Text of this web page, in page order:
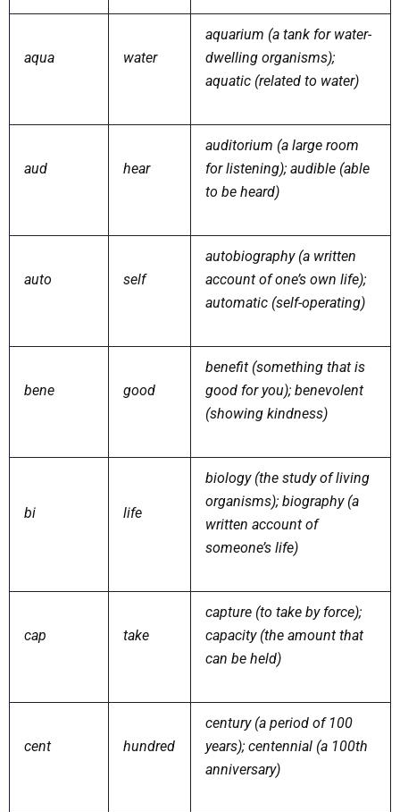
aqua water
aquarium (a tank for water-
dwelling organisms);
aquatic (related to water)
aud hear
auditorium (a large room
for listening); audible (able
to be heard)
auto self
autobiography (a written
account of one’s own life);
automatic (self-operating)
bene good
benefit (something that is
good for you); benevolent
(showing kindness)
bi life
biology (the study of living
organisms); biography (a
written account of
someone’s life)
cap take
capture (to take by force);
capacity (the amount that
can be held)
cent hundred
century (a period of 100
years); centennial (a 100th
anniversary)